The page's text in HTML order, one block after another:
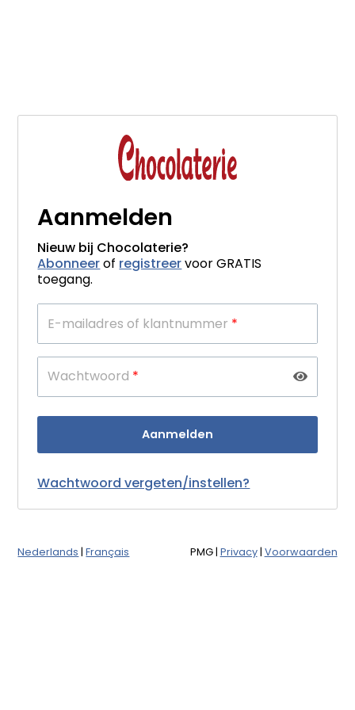
Aanmelden
Nieuw bij Chocolaterie?
Abonneerof registreervoor GRATIS
toegang.
E-mailadres of klantnummer *
Wachtwoord *
Wachtwoord vergeten/instellen?
Nederlands |Français PMG| Privacy| Voorwaarden